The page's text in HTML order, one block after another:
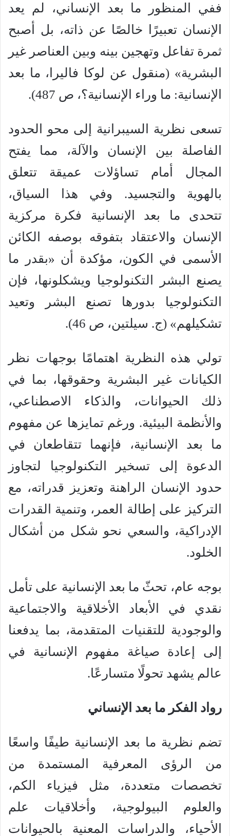
ففي المنظور ما بعد الإنساني، لم يعد
الإنسان تعبيرًا خالصًا عن ذاته، بل أصبح
ثمرة تفاعل وتهجين بينه وبين العناصر غير
البشرية» (منقول عن لوكا فاليرا، ما بعد
الإنسانية: ما وراء الإنسانية؟، ص 487).
تسعى نظرية السيبرانية إلى محو الحدود
الفاصلة بين الإنسان والآلة، مما يفتح
المجال أمام تساؤلات عميقة تتعلق
بالهوية والتجسيد. وفي هذا السياق،
تتحدى ما بعد الإنسانية فكرة مركزية
الإنسان والاعتقاد بتفوقه بوصفه الكائن
الأسمى في الكون، مؤكدة أن «بقدر ما
يصنع البشر التكنولوجيا ويشكلونها، فإن
التكنولوجيا بدورها تصنع البشر وتعيد
تشكيلهم» (ج. سيلتين، ص 46).
تولي هذه النظرية اهتمامًا بوجهات نظر
الكيانات غير البشرية وحقوقها، بما في
ذلك الحيوانات، والذكاء الاصطناعي،
والأنظمة البيئية. ورغم تمايزها عن مفهوم
ما بعد الإنسانية، فإنهما تتقاطعان في
الدعوة إلى تسخير التكنولوجيا لتجاوز
حدود الإنسان الراهنة وتعزيز قدراته، مع
التركيز على إطالة العمر، وتنمية القدرات
الإدراكية، والسعي نحو شكل من أشكال
الخلود.
بوجه عام، تحثّ ما بعد الإنسانية على تأمل
نقدي في الأبعاد الأخلاقية والاجتماعية
والوجودية للتقنيات المتقدمة، بما يدفعنا
إلى إعادة صياغة مفهوم الإنسانية في
عالم يشهد تحولًا متسارعًا.
رواد الفكر ما بعد الإنساني
تضم نظرية ما بعد الإنسانية طيفًا واسعًا
من الرؤى المعرفية المستمدة من
تخصصات متعددة، مثل فيزياء الكم،
والعلوم البيولوجية، وأخلاقيات علم
الأحياء، والدراسات المعنية بالحيوانات